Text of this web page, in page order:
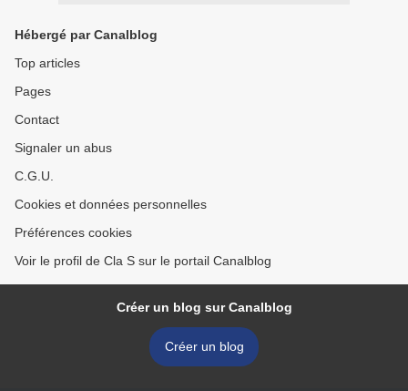
Hébergé par Canalblog
Top articles
Pages
Contact
Signaler un abus
C.G.U.
Cookies et données personnelles
Préférences cookies
Voir le profil de Cla S sur le portail Canalblog
Créer un blog sur Canalblog
Créer un blog